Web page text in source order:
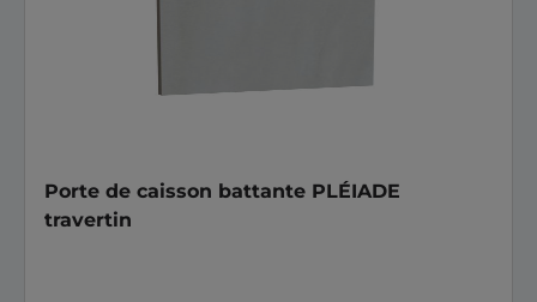
Porte de caisson battante PLÉIADE
travertin